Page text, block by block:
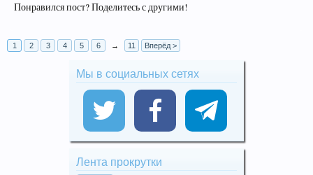
Понравился пост? Поделитесь с другими!
1 2 3 4 5 6 → 11 Вперёд >
Мы в социальных сетях
Лента прокрутки